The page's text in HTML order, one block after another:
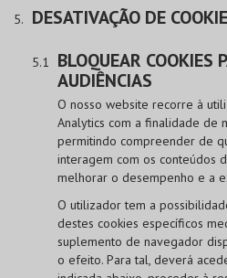
DESATIVAÇÃO DE
BLOQUEAR COOKIES
AUDIÊNCIAS
O nosso website recorre à
Analytics com a finalidade de
permitindo compreender de
interagem com os conteúdos
melhorar o desempenho e a
O utilizador tem a
destes cookies específicos
suplemento de navegador
o efeito. Para tal, deverá